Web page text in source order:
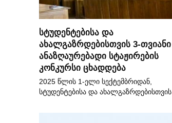
სტუდენტებისა და
ახალგაზრდებისთვის 3-თვიანი
ანაზღაურებადი სტაჟირების
კონკურსი ცხადდება
2025 წლის 1-ელი სექტემბრიდან,
სტუდენტებისა და ახალგაზრდებისთვის